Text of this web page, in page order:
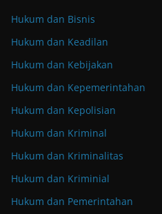
Hukum dan Bisnis
Hukum dan Keadilan
Hukum dan Kebijakan
Hukum dan Kepemerintahan
Hukum dan Kepolisian
Hukum dan Kriminal
Hukum dan Kriminalitas
Hukum dan Kriminial
Hukum dan Pemerintahan